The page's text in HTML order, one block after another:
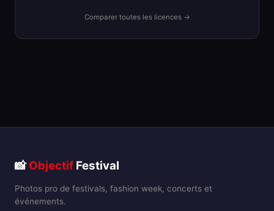
Comparer toutes les licences →
📸Objectif Festival
Photos pro de festivals, fashion week, concerts et
événements.